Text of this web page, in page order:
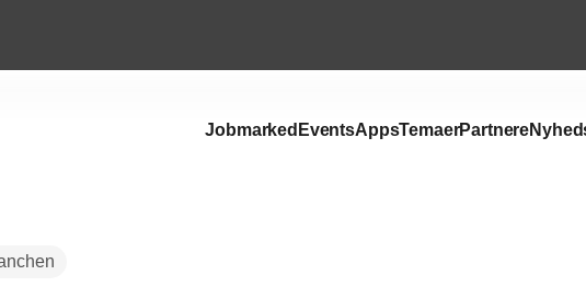
Jobmarked EventsAppsTemaerPartnere